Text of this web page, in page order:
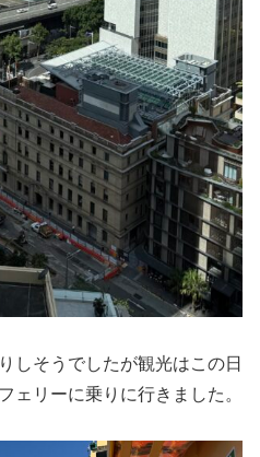
しそうでしたが観光はこの日
ェリーに乗りに行きました。